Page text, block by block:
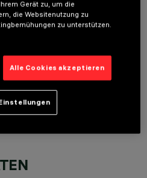
Gerät zu, um die
die Websitenutzung zu
zu unterstützen.
Alle Cookies akzeptieren